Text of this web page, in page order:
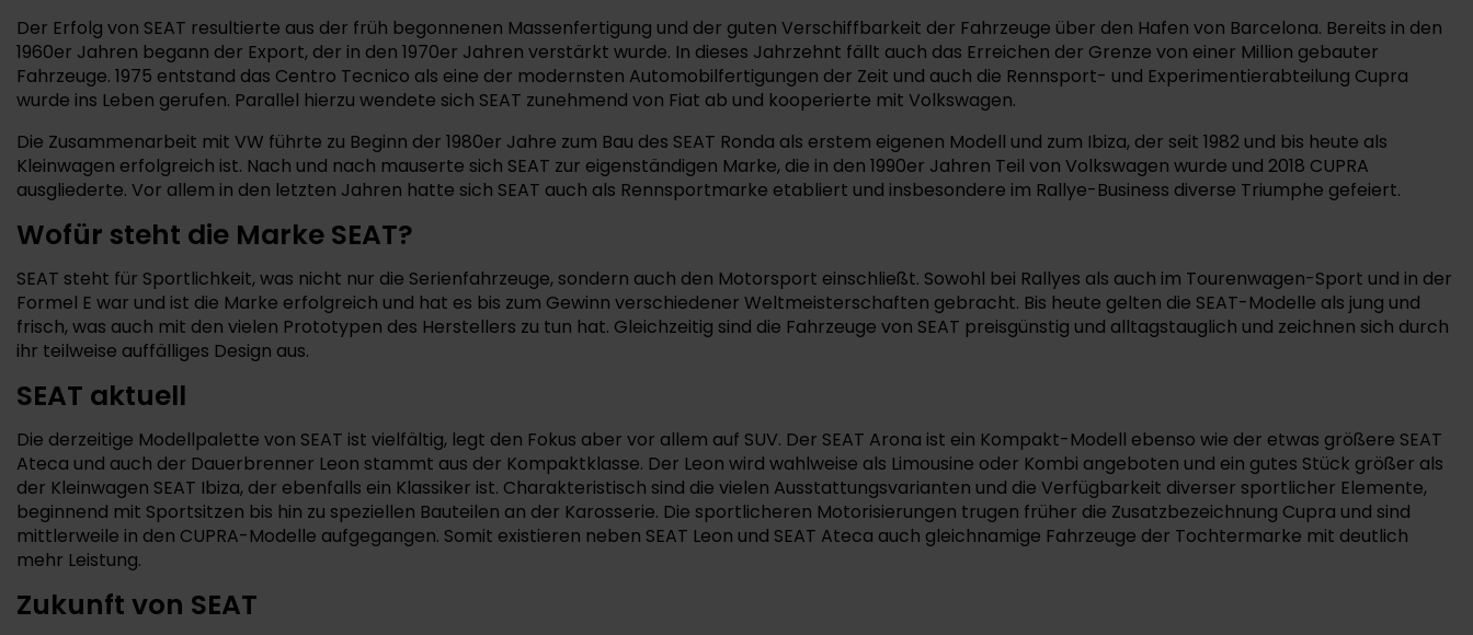
Der Erfolg von SEAT resultierte aus der früh begonnenen Massenfertigung und der guten Verschiffbarkeit der Fahrzeuge über den Hafen von Barcelona. Bereits in den
1960er Jahren begann der Export, der in den 1970er Jahren verstärkt wurde. In dieses Jahrzehnt fällt auch das Erreichen der Grenze von einer Million gebauter
Fahrzeuge. 1975 entstand das Centro Tecnico als eine der modernsten Automobilfertigungen der Zeit und auch die Rennsport- und Experimentierabteilung Cupra
wurde ins Leben gerufen. Parallel hierzu wendete sich SEAT zunehmend von Fiat ab und kooperierte mit Volkswagen.
Die Zusammenarbeit mit VW führte zu Beginn der 1980er Jahre zum Bau des SEAT Ronda als erstem eigenen Modell und zum Ibiza, der seit 1982 und bis heute als
Kleinwagen erfolgreich ist. Nach und nach mauserte sich SEAT zur eigenständigen Marke, die in den 1990er Jahren Teil von Volkswagen wurde und 2018 CUPRA
ausgliederte. Vor allem in den letzten Jahren hatte sich SEAT auch als Rennsportmarke etabliert und insbesondere im Rallye-Business diverse Triumphe gefeiert.
Wofür steht die Marke SEAT?
SEAT steht für Sportlichkeit, was nicht nur die Serienfahrzeuge, sondern auch den Motorsport einschließt. Sowohl bei Rallyes als auch im Tourenwagen-Sport und in der
Formel E war und ist die Marke erfolgreich und hat es bis zum Gewinn verschiedener Weltmeisterschaften gebracht. Bis heute gelten die SEAT-Modelle als jung und
frisch, was auch mit den vielen Prototypen des Herstellers zu tun hat. Gleichzeitig sind die Fahrzeuge von SEAT preisgünstig und alltagstauglich und zeichnen sich durch
ihr teilweise auffälliges Design aus.
SEAT aktuell
Die derzeitige Modellpalette von SEAT ist vielfältig, legt den Fokus aber vor allem auf SUV. Der SEAT Arona ist ein Kompakt-Modell ebenso wie der etwas größere SEAT
Ateca und auch der Dauerbrenner Leon stammt aus der Kompaktklasse. Der Leon wird wahlweise als Limousine oder Kombi angeboten und ein gutes Stück größer als
der Kleinwagen SEAT Ibiza, der ebenfalls ein Klassiker ist. Charakteristisch sind die vielen Ausstattungsvarianten und die Verfügbarkeit diverser sportlicher Elemente,
beginnend mit Sportsitzen bis hin zu speziellen Bauteilen an der Karosserie. Die sportlicheren Motorisierungen trugen früher die Zusatzbezeichnung Cupra und sind
mittlerweile in den CUPRA-Modelle aufgegangen. Somit existieren neben SEAT Leon und SEAT Ateca auch gleichnamige Fahrzeuge der Tochtermarke mit deutlich
mehr Leistung.
Zukunft von SEAT